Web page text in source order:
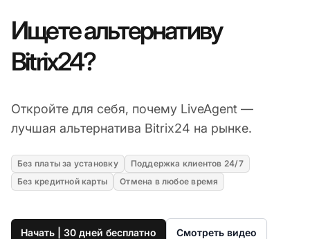
Ищете альтернативу
Bitrix24?
Откройте для себя, почему LiveAgent —
лучшая альтернатива Bitrix24 на рынке.
Без платы за установку
Поддержка клиентов 24/7
Без кредитной карты
Отмена в любое время
Начать | 30 дней бесплатно Смотреть видео